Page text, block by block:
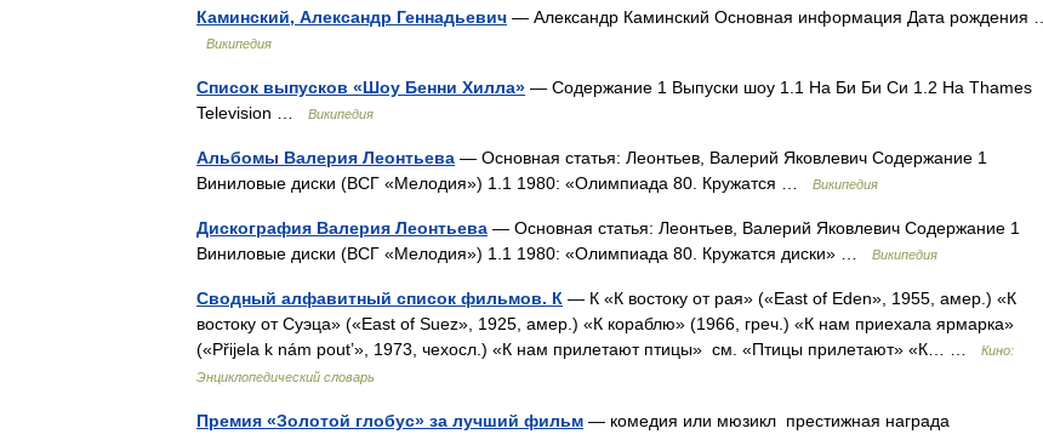
Каминский, Александр Геннадьевич — Александр Каминский Основная информация Дата рождения …
Википедия
Список выпусков «Шоу Бенни Хилла» — Содержание 1 Выпуски шоу 1.1 На Би Би Си 1.2 На Thames
Television …
Википедия
Альбомы Валерия Леонтьева — Основная статья: Леонтьев, Валерий Яковлевич Содержание 1
Виниловые диски (ВСГ «Мелодия») 1.1 1980: «Олимпиада 80. Кружатся …
Википедия
Дискография Валерия Леонтьева — Основная статья: Леонтьев, Валерий Яковлевич Содержание 1
Виниловые диски (ВСГ «Мелодия») 1.1 1980: «Олимпиада 80. Кружатся диски» …
Википедия
Сводный алфавитный список фильмов. К — К «К востоку от рая» («East of Eden», 1955, амер.) «К
востоку от Суэца» («East of Suez», 1925, амер.) «К кораблю» (1966, греч.) «К нам приехала ярмарка»
(«Přijela k nám pout’», 1973, чехосл.) «К нам прилетают птицы» см. «Птицы прилетают» «К… …
Кино:
Энциклопедический словарь
Премия «Золотой глобус» за лучший фильм — комедия или мюзикл престижная награда